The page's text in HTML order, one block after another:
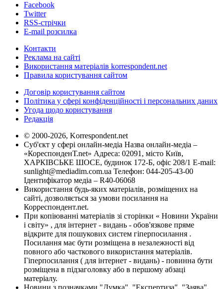
Facebook
Twitter
RSS-стрічки
E-mail розсилка
Контакти
Реклама на сайті
Використання матеріалів korrespondent.net
Правила користування сайтом
Договір користування сайтом
Політика у сфері конфіденційності і персональних даних
Угода щодо користування
Редакція
© 2000-2026, Korrespondent.net
Суб'єкт у сфері онлайн-медіа Назва онлайн-медіа –
«КореспонденТ.net» Адреса: 02091, місто Київ,
ХАРКІВСЬКЕ ШОСЕ, будинок 172-Б, офіс 208/1 E-mail:
sunlight@mediadim.com.ua Телефон: 044-205-43-00
Ідентифікатор медіа – R40-06068
Використання будь-яких матеріалів, розміщених на
сайті, дозволяється за умови посилання на
Корреспондент.net.
При копіюванні матеріалів зі сторінки « Новини України
і світу» , для інтернет - видань - обов'язкове пряме
відкрите для пошукових систем гіперпосилання .
Посилання має бути розміщена в незалежності від
повного або часткового використання матеріалів.
Гіперпосилання ( для інтернет - видань) - повинна бути
розміщена в підзаголовку або в першому абзаці
матеріалу.